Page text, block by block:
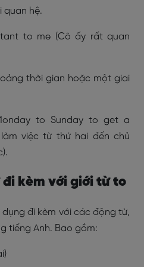
quan hệ.
to me (Cô ấy rất quan
thời gian hoặc một giai
to Sunday to get a
việc từ thứ hai đến chủ
kèm với giới từ to
đi kèm với các động từ,
tiếng Anh. Bao gồm: